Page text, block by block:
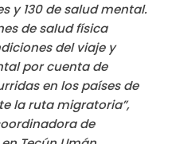
y 130 de salud mental.
de salud física
del viaje y
por cuenta de
en los países de
la ruta migratoria”,
de